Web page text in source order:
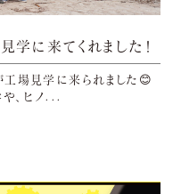
に来てくれました！
場見学に来られました😊
、ヒノ...